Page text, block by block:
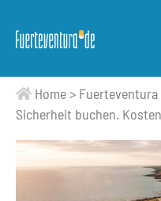
Home> Fuerteventura
Sicherheit buchen.